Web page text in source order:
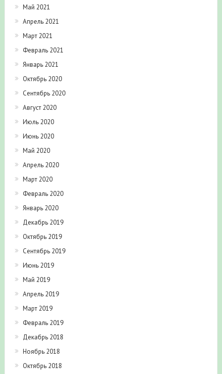
Май 2021
Апрель 2021
Март 2021
Февраль 2021
Январь 2021
Октябрь 2020
Сентябрь 2020
Август 2020
Июль 2020
Июнь 2020
Май 2020
Апрель 2020
Март 2020
Февраль 2020
Январь 2020
Декабрь 2019
Октябрь 2019
Сентябрь 2019
Июнь 2019
Май 2019
Апрель 2019
Март 2019
Февраль 2019
Декабрь 2018
Ноябрь 2018
Октябрь 2018